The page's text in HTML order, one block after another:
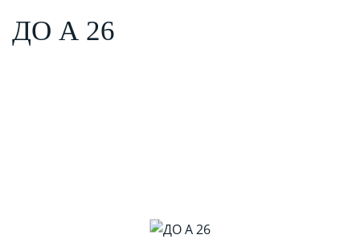
ДО А 26